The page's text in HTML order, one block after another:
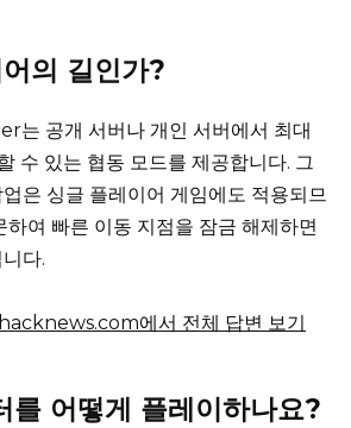
의 길인가?
공개 서버나 개인 서버에서 최대
수 있는 협동 모드를 제공합니다. 그
은 싱글 플레이어 게임에도 적용되므
하여 빠른 이동 지점을 잠금 해제하면
다.
에서 전체 답변 보기
를 어떻게 플레이하나요?